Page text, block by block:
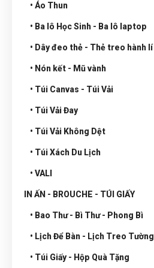
• Áo Thun
• Ba lô Học Sinh - Ba lô laptop
• Dây đeo thẻ - Thẻ treo hành lí
• Nón kết - Mũ vành
• Túi Canvas - Túi Vải
• Túi Vải Đay
• Túi Vải Không Dệt
• Túi Xách Du Lịch
• VALI
IN ẤN - BROUCHE - TÚI GIẤY
• Bao Thư - Bì Thư - Phong Bì
• Lịch Để Bàn - Lịch Treo Tường
• Túi Giấy - Hộp Quà Tặng